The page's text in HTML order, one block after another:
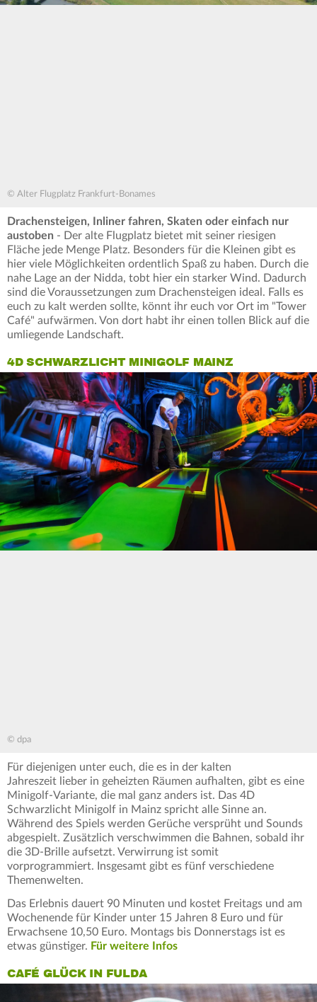
© Alter Flugplatz Frankfurt-Bonames
Drachensteigen, Inliner fahren, Skaten oder einfach nur
austoben - Der alte Flugplatz bietet mit seiner riesigen
Fläche jede Menge Platz. Besonders für die Kleinen gibt es
hier viele Möglichkeiten ordentlich Spaß zu haben. Durch die
nahe Lage an der Nidda, tobt hier ein starker Wind. Dadurch
sind die Voraussetzungen zum Drachensteigen ideal. Falls es
euch zu kalt werden sollte, könnt ihr euch vor Ort im "Tower
Café" aufwärmen. Von dort habt ihr einen tollen Blick auf die
umliegende Landschaft.
4D SCHWARZLICHT MINIGOLF MAINZ
© dpa
Für diejenigen unter euch, die es in der kalten
Jahreszeit lieber in geheizten Räumen aufhalten, gibt es eine
Minigolf-Variante, die mal ganz anders ist. Das 4D
Schwarzlicht Minigolf in Mainz spricht alle Sinne an.
Während des Spiels werden Gerüche versprüht und Sounds
abgespielt. Zusätzlich verschwimmen die Bahnen, sobald ihr
die 3D-Brille aufsetzt. Verwirrung ist somit
vorprogrammiert. Insgesamt gibt es fünf verschiedene
Themenwelten.
Das Erlebnis dauert 90 Minuten und kostet Freitags und am
Wochenende für Kinder unter 15 Jahren 8 Euro und für
Erwachsene 10,50 Euro. Montags bis Donnerstags ist es
etwas günstiger. Für weitere Infos
CAFÉ GLÜCK IN FULDA